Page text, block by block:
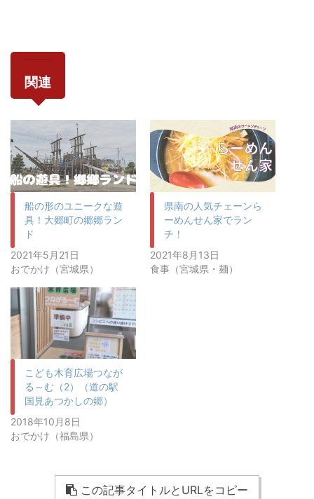
関連
船の形のユニークな遊
具！大郷町の郷郷ラン
ド
2021年5月21日
おでかけ（宮城県）
県南の人気チェーンら
ーめんせん家でラン
チ！
2021年8月13日
食事（宮城県・麺）
こども木育広場つなが
る～む（2）（道の駅
国見あつかしの郷）
2018年10月8日
おでかけ（福島県）
この記事タイトルとURLをコピー